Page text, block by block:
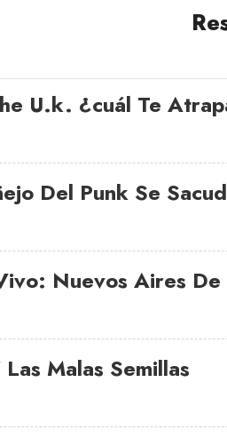
U.k. ¿cuál Te
Del Punk Se
Nuevos Aires
Malas Semillas